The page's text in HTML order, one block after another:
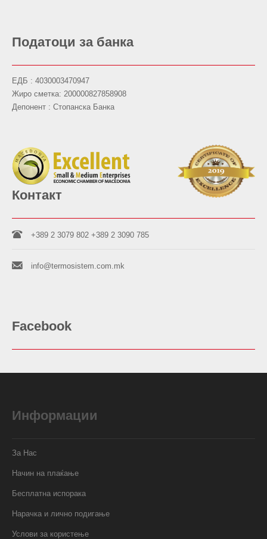
Податоци за банка
ЕДБ : 4030003470947
Жиро сметка: 200000827858908
Депонент : Стопанска Банка
Контакт
+389 2 3079 802 +389 2 3090 785
info@termosistem.com.mk
Facebook
Информации
За Нас
Начин на плаќање
Бесплатна испорака
Нарачка и лично подигање
Услови за користење